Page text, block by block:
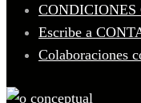
Escribe a
Colaboraciones